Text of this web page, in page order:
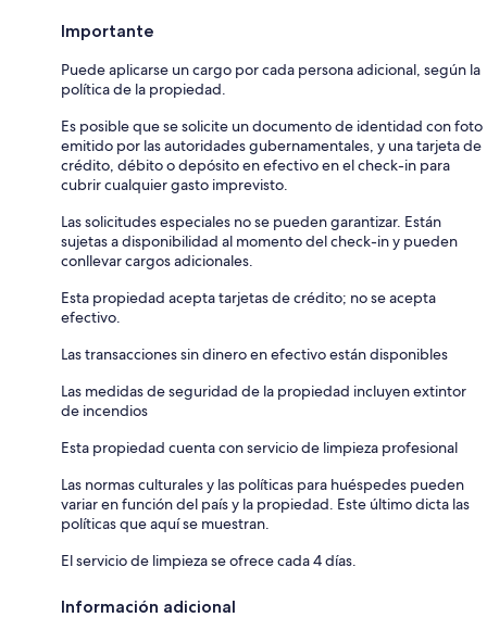
Importante
Puede aplicarse un cargo por cada persona adicional, según la
política de la propiedad.
Es posible que se solicite un documento de identidad con foto
emitido por las autoridades gubernamentales, y una tarjeta de
crédito, débito o depósito en efectivo en el check-in para
cubrir cualquier gasto imprevisto.
Las solicitudes especiales no se pueden garantizar. Están
sujetas a disponibilidad al momento del check-in y pueden
conllevar cargos adicionales.
Esta propiedad acepta tarjetas de crédito; no se acepta
efectivo.
Las transacciones sin dinero en efectivo están disponibles
Las medidas de seguridad de la propiedad incluyen extintor
de incendios
Esta propiedad cuenta con servicio de limpieza profesional
Las normas culturales y las políticas para huéspedes pueden
variar en función del país y la propiedad. Este último dicta las
políticas que aquí se muestran.
El servicio de limpieza se ofrece cada 4 días.
Información adicional